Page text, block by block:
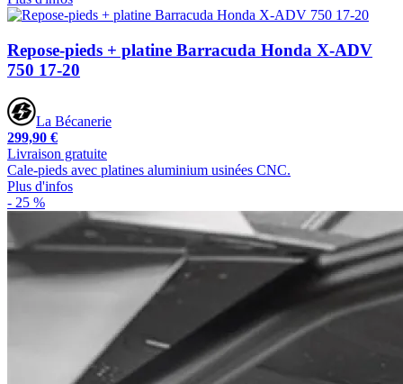
Repose-pieds + platine Barracuda Honda X-ADV
750 17-20
La Bécanerie
299,90 €
Livraison gratuite
Cale-pieds avec platines aluminium usinées CNC.
Plus d'infos
- 25 %